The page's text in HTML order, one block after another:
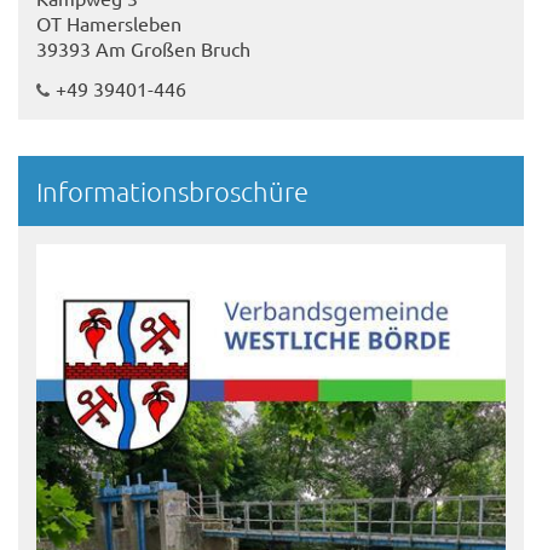
OT Hamersleben
39393 Am Großen Bruch
+49 39401-446
Informationsbroschüre